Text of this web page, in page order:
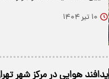
۱۰ تیر ۱۴۰۴
پدافند هوایی در مرکز شهر